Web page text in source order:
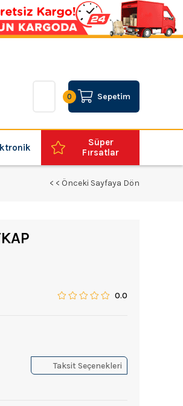
Sepetim
0
Süper
Fırsatlar
< < Önceki Sayfaya Dön
0.0
Taksit Seçenekleri